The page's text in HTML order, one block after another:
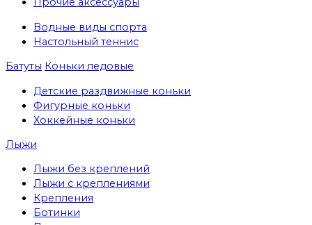
Водные виды спорта
Настольный теннис
Батуты Коньки ледовые
Детские раздвижные коньки
Фигурные коньки
Хоккейные коньки
Лыжи
Лыжи без креплений
Лыжи с креплениями
Крепления
Ботинки